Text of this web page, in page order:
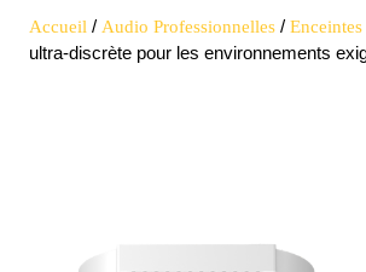
Button
Accueil / Audio Professionnelles / Enceintes
ultra-discrète pour les environnements